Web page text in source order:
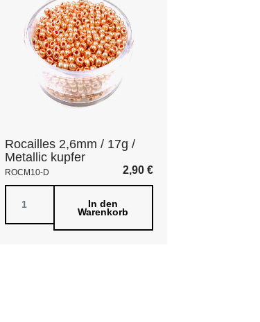
Rocailles 2,6mm / 17g /
Metallic kupfer
ROCM10-D 2,90 €
In den
Warenkorb